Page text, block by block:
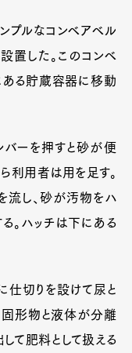
プルなコンベアベル
置した。このコンベ
ある貯蔵容器に移動
バーを押すと砂が便
利用者は用を足す。
流し、砂が汚物をハ
。ハッチは下にある
仕切りを設けて尿と
固形物と液体が分離
て肥料として扱える